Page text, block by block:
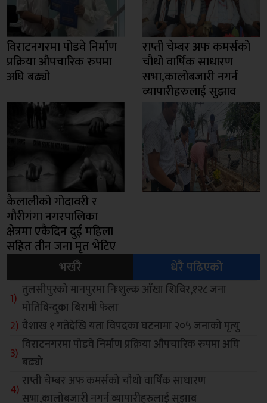
विराटनगरमा पोडवे निर्माण
प्रक्रिया औपचारिक रुपमा
अघि बढ्यो
राप्ती चेम्बर अफ कमर्सको
चाैथो वार्षिक साधारण
सभा,कालोबजारी नगर्न
व्यापारीहरुलाई सुझाव
कैलालीको गोदावरी र
गौरीगंगा नगरपालिका
क्षेत्रमा एकैदिन दुई महिला
सहित तीन जना मृत भेटिए
भर्खरै
धेरै पढिएको
तुलसीपुरको मानपुरमा निःशुल्क आँखा शिविर,१२८ जना
मोतिविन्दुका बिरामी फेला
वैशाख १ गतेदेखि यता विपदका घटनामा २०५ जनाको मृत्यु
विराटनगरमा पोडवे निर्माण प्रक्रिया औपचारिक रुपमा अघि
बढ्यो
राप्ती चेम्बर अफ कमर्सको चाैथो वार्षिक साधारण
सभा,कालोबजारी नगर्न व्यापारीहरुलाई सुझाव